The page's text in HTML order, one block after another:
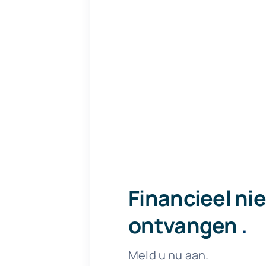
Financieel
ontvangen .
Meld u nu aan.